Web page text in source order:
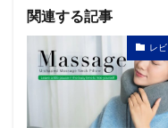
関連する記事
レ